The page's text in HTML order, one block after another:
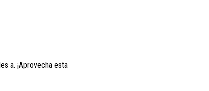
a. ¡Aprovecha esta